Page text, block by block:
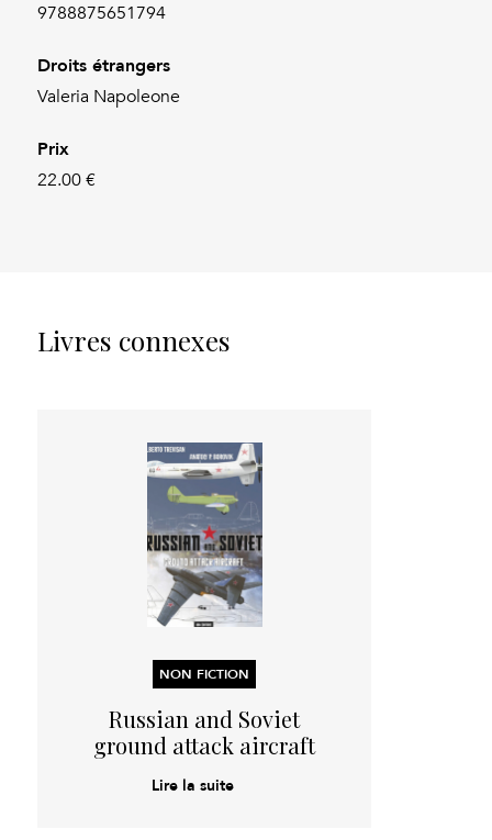
9788875651794
Droits étrangers
Valeria Napoleone
Prix
22.00 €
Livres connexes
NON FICTION
Russian and Soviet
ground attack aircraft
Lire la suite